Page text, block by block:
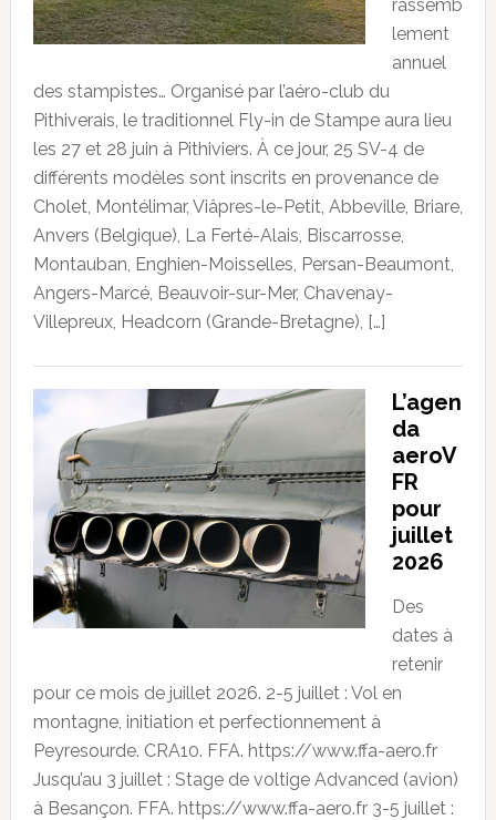
rassemb
lement
annuel
des stampistes… Organisé par l’aéro-club du
Pithiverais, le traditionnel Fly-in de Stampe aura lieu
les 27 et 28 juin à Pithiviers. À ce jour, 25 SV-4 de
différents modèles sont inscrits en provenance de
Cholet, Montélimar, Viâpres-le-Petit, Abbeville, Briare,
Anvers (Belgique), La Ferté-Alais, Biscarrosse,
Montauban, Enghien-Moisselles, Persan-Beaumont,
Angers-Marcé, Beauvoir-sur-Mer, Chavenay-
Villepreux, Headcorn (Grande-Bretagne), […]
L’agen
da
aeroV
FR
pour
juillet
2026
Des
dates à
retenir
pour ce mois de juillet 2026. 2-5 juillet : Vol en
montagne, initiation et perfectionnement à
Peyresourde. CRA10. FFA. https://www.ffa-aero.fr
Jusqu’au 3 juillet : Stage de voltige Advanced (avion)
à Besançon. FFA. https://www.ffa-aero.fr 3-5 juillet :